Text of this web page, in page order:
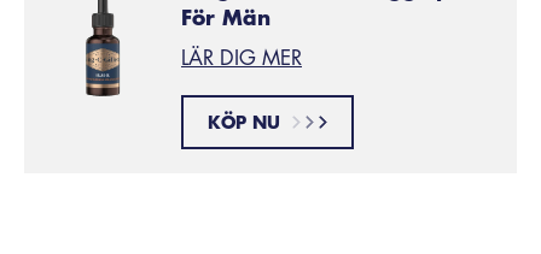
För Män
LÄR DIG MER
KÖP NU